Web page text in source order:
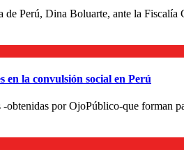
de Perú, Dina Boluarte, ante la
en la convulsión social en Perú
-obtenidas por OjoPúblico-que